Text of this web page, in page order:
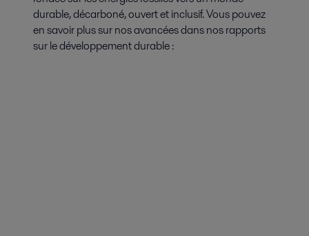
durable, décarboné, ouvert et inclusif. Vous pouvez
en savoir plus sur nos avancées dans nos rapports
sur le développement durable :